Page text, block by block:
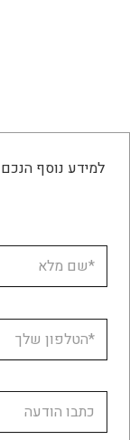
למידע נוסף